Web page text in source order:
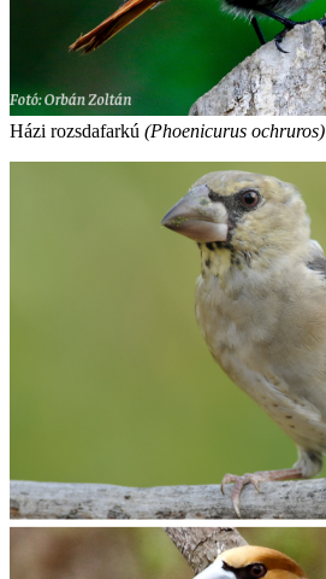
Házi rozsdafarkú (Phoenicurus ochruros)